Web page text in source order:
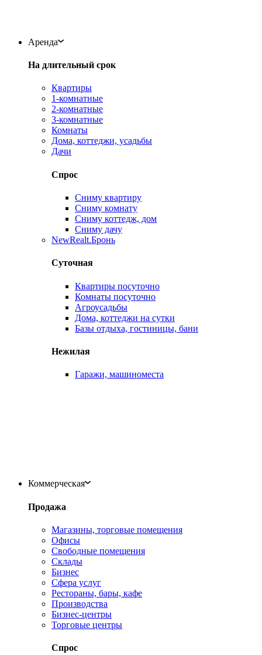
Аренда
На длительный срок
Квартиры
1-комнатные
2-комнатные
3-комнатные
Комнаты
Дома, коттеджи, усадьбы
Дачи
Спрос
Сниму квартиру
Сниму комнату
Сниму коттедж, дом
Сниму дачу
NewRealt.Бронь
Суточная
Квартиры посуточно
Комнаты посуточно
Агроусадьбы
Дома, коттеджи на сутки
Базы отдыха, гостиницы, бани
Нежилая
Гаражи, машиноместа
Коммерческая
Продажа
Магазины, торговые помещения
Офисы
Свободные помещения
Склады
Бизнес
Сфера услуг
Рестораны, бары, кафе
Производства
Бизнес-центры
Торговые центры
Спрос